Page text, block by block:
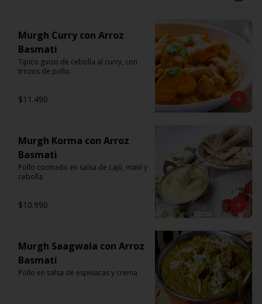
Murgh Curry con Arroz
Basmati
Tipico guiso de cebolla al curry, con
trozos de pollo.
$11.490
Murgh Korma con Arroz
Basmati
Pollo cocinado en salsa de cajú, maní y
cebolla
$10.990
Murgh Saagwala con Arroz
Basmati
Pollo en salsa de espinacas y crema